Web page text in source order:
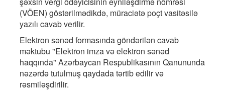
(VÖEN) göstərilmədikdə, müraciətə poçt vasitəsilə
yazılı cavab verilir.
Elektron sənəd formasında göndərilən cavab
məktubu "Elektron imza və elektron sənəd
haqqında" Azərbaycan Respublikasının Qanununda
nəzərdə tutulmuş qaydada tərtib edilir və
rəsmiləşdirilir.